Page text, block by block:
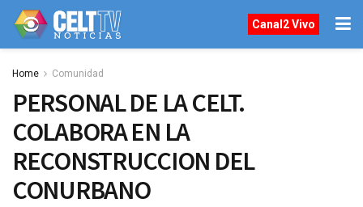
Canal2 Vivo
Home Comunidad
PERSONAL DE LA CELT.
COLABORA EN LA
RECONSTRUCCION DEL
CONURBANO